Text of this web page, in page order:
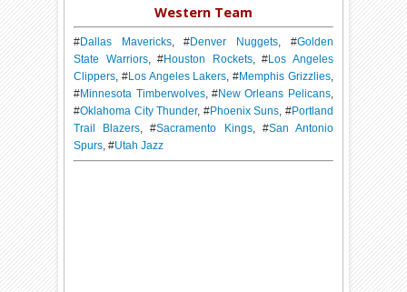
Western Team
#Dallas Mavericks, #Denver Nuggets, #Golden
State Warriors, #Houston Rockets, #Los Angeles
Clippers, #Los Angeles Lakers, #Memphis Grizzlies,
#Minnesota Timberwolves, #New Orleans Pelicans,
#Oklahoma City Thunder, #Phoenix Suns, #Portland
Trail Blazers, #Sacramento Kings, #San Antonio
Spurs, #Utah Jazz